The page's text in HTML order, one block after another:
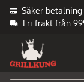
Säker betalning
Fri frakt från